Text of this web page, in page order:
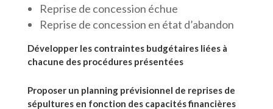
Reprise de concession échue
Reprise de concession en état d’abandon
Développer les contraintes budgétaires liées à
chacune des procédures présentées
Proposer un planning prévisionnel de reprises de
sépultures en fonction des capacités financières